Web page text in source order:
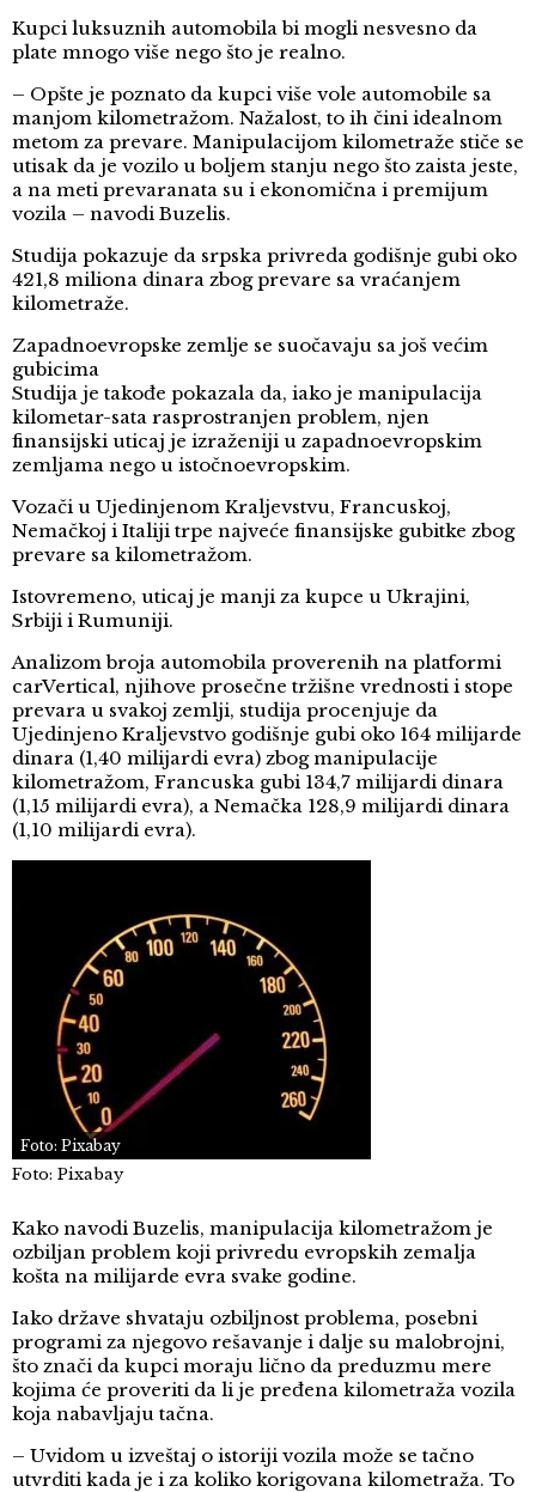
Kupci luksuznih automobila bi mogli nesvesno da
plate mnogo više nego što je realno.
– Opšte je poznato da kupci više vole automobile sa
manjom kilometražom. Nažalost, to ih čini idealnom
metom za prevare. Manipulacijom kilometraže stiče se
utisak da je vozilo u boljem stanju nego što zaista jeste,
a na meti prevaranata su i ekonomična i premijum
vozila – navodi Buzelis.
Studija pokazuje da srpska privreda godišnje gubi oko
421,8 miliona dinara zbog prevare sa vraćanjem
kilometraže.
Zapadnoevropske zemlje se suočavaju sa još većim
gubicima
Studija je takođe pokazala da, iako je manipulacija
kilometar-sata rasprostranjen problem, njen
finansijski uticaj je izraženiji u zapadnoevropskim
zemljama nego u istočnoevropskim.
Vozači u Ujedinjenom Kraljevstvu, Francuskoj,
Nemačkoj i Italiji trpe najveće finansijske gubitke zbog
prevare sa kilometražom.
Istovremeno, uticaj je manji za kupce u Ukrajini,
Srbiji i Rumuniji.
Analizom broja automobila proverenih na platformi
carVertical, njihove prosečne tržišne vrednosti i stope
prevara u svakoj zemlji, studija procenjuje da
Ujedinjeno Kraljevstvo godišnje gubi oko 164 milijarde
dinara (1,40 milijardi evra) zbog manipulacije
kilometražom, Francuska gubi 134,7 milijardi dinara
(1,15 milijardi evra), a Nemačka 128,9 milijardi dinara
(1,10 milijardi evra).
Foto: Pixabay
Foto: Pixabay
Kako navodi Buzelis, manipulacija kilometražom je
ozbiljan problem koji privredu evropskih zemalja
košta na milijarde evra svake godine.
Iako države shvataju ozbiljnost problema, posebni
programi za njegovo rešavanje i dalje su malobrojni,
što znači da kupci moraju lično da preduzmu mere
kojima će proveriti da li je pređena kilometraža vozila
koja nabavljaju tačna.
– Uvidom u izveštaj o istoriji vozila može se tačno
utvrditi kada je i za koliko korigovana kilometraža. To